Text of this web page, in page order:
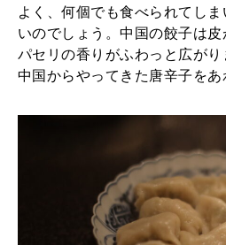
よく、何個でも食べられてし
いのでしょう。中国の餃子は皮
パセリの香りがふわっと広がり
中国からやってきた唐辛子をあ